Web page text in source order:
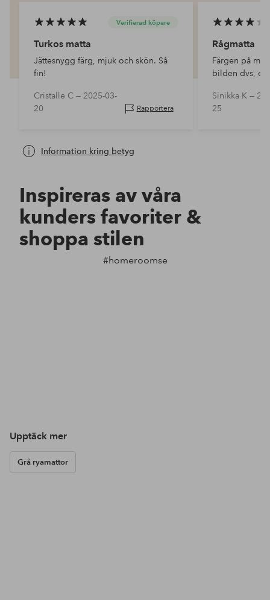
Verifierad köpare
Turkos matta
Jättesnygg färg, mjuk och skön. Så
fin!
Cristalle C — 2025-03-
20
Rapportera
Rågmatta
Färgen på
bilden dvs,
ljus men rosa
Sinikka K —
25
Information kring betyg
Inspireras av våra
kunders favoriter &
shoppa stilen
#homeroomse
Upptäck mer
Grå ryamattor